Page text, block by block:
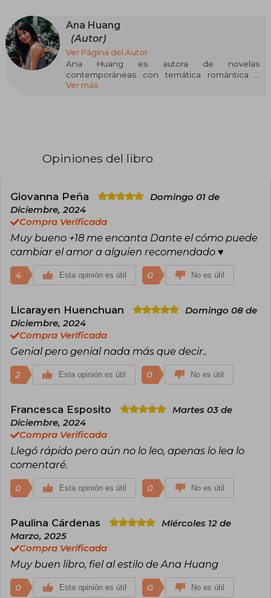
Ana Huang
(Autor)
Ver Página del Autor
Ana Huang es autora de novelas
contemporáneas con temática romántica y
erótica. Sus historias pueden ser
mantiene varias relaciones simultáneas con
Ver más
Opiniones del libro
Giovanna Peña
Domingo 01 de
Diciembre, 2024
Compra Verificada
Muy bueno +18 me encanta Dante el cómo puede
cambiar el amor a alguien recomendado ♥️
4 Esta opinión es útil 0 No es útil
Licarayen Huenchuan
Domingo 08 de
Diciembre, 2024
Compra Verificada
Genial pero genial nada más que decir..
2 Esta opinión es útil 0 No es útil
Francesca Esposito
Martes 03 de
Diciembre, 2024
Compra Verificada
Llegó rápido pero aún no lo leo, apenas lo lea lo
comentaré.
0 Esta opinión es útil 0 No es útil
Paulina Cárdenas
Miércoles 12 de
Marzo, 2025
Compra Verificada
Muy buen libro, fiel al estilo de Ana Huang
0 Esta opinión es útil 0 No es útil